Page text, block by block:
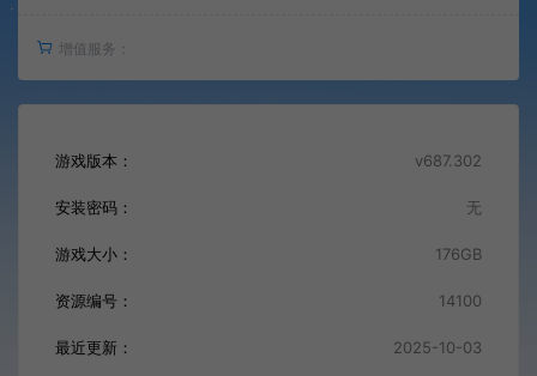
增值服务：
游戏版本： v687.302
安装密码： 无
游戏大小： 176GB
资源编号： 14100
最近更新： 2025-10-03